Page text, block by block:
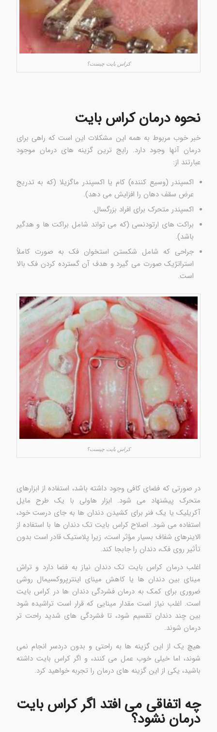
کراس بایت چیست؟
نحوه درمان کراس بایت
خبر خوب مربوط به همه این مشکلات این است که راهی برای
درمان آنها وجود دارد. رایج ترین گزینه های درمان موجود
عبارتند از:
اکسپندر (وسیع کننده) کام یا اکسپندر ماگزیلا (که به تدریج
عرض سقف دهان را افزایش می دهد).
اکسپندر متحرک برای افراد بزرگسال.
براکت های ارتودنسی (که می تواند شامل براکت ها و هدگیر
باشد).
جراحی که شامل شکستن استخوان فک به صورت کاملاً
استراتژیک صورت می گیرد و هدف آن گسترده کردن فک بالا
است.
کراس بایت چیست؟
در صورتی که فضای کافی وجود داشته باشد، استفاده از ابزارهای
متحرک پیشنهاد می شود. ابزار هاولی با یک طرح مایل
آکریلیک یا یک فنر برای کشیدن دندان ها به جای درست خود،
استفاده می شود. اصلاح کراس بایت تک دندان ها با استفاده از
الاینرهای شفاف بسیار مؤثر است، زیرا پلاستیک قادر است بدون
تأثیر روی فک، دندان را جابجا کند.
اغلب درمان کراس بایت تک دندان نیاز به فضا دارد و تراش
مینای بین دندان ها یا کاهش مینای اینترپروکسیمال روشی
ضروری برای کمک به درمان فشردگی دندان ها در کراس بایت
است. اغلب نیاز است مقدار مینایی که قرار است تراشیده شود
بین چند دندان تقسیم شود، تا فشردگی های شدید راحت تر
درمان شوند.
هیچ یک از این گزینه ها به راحتی و بدون دردسر انجام نمی
شوند، اما خیلی خوب عمل می کنند، و اگر کراس بایت داشته
باشید، یکی از این گزینه های درمان را تجربه خواهید کرد.
چه اتفاقی می افتد اگر کراس بایت
درمان نشود؟